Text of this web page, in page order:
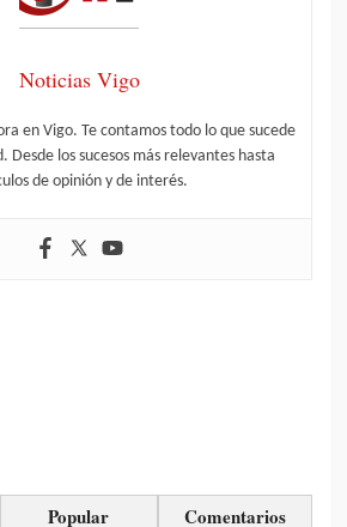
Noticias Vigo
en Vigo. Te contamos todo lo que sucede
Desde los sucesos más relevantes hasta
de opinión y de interés.
Popular Comentarios